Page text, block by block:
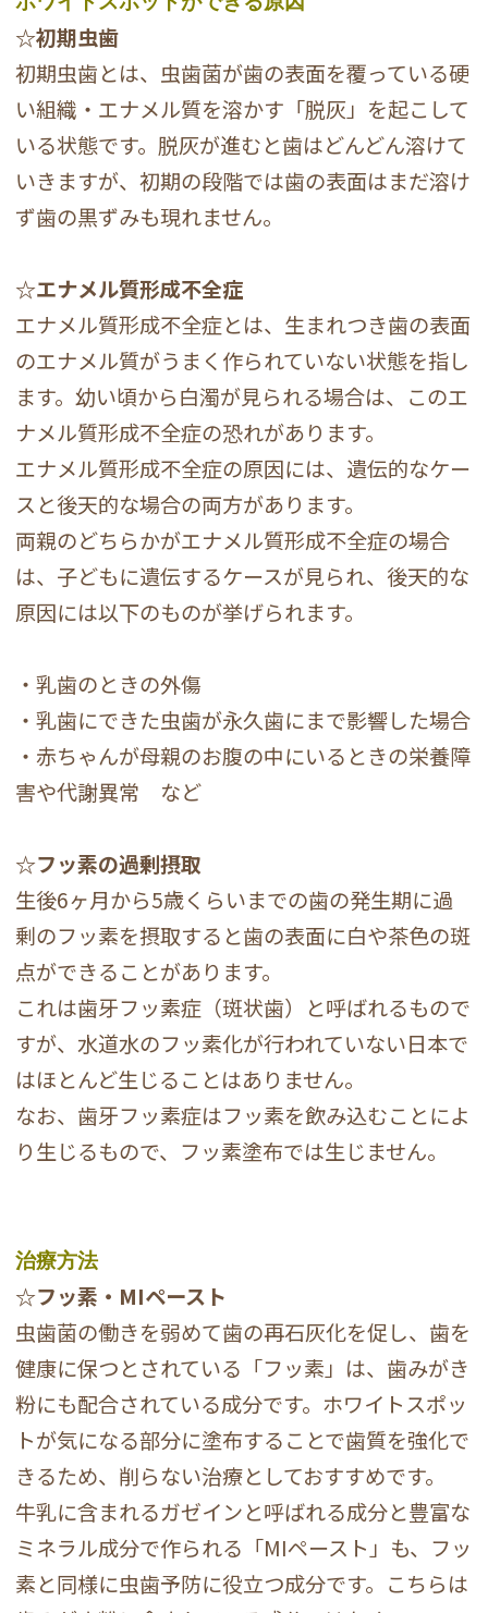
☆初期虫歯
初期虫歯とは、虫歯菌が歯の表面を覆っている硬
い組織・エナメル質を溶かす「脱灰」を起こして
いる状態です。脱灰が進むと歯はどんどん溶けて
いきますが、初期の段階では歯の表面はまだ溶け
ず歯の黒ずみも現れません。
☆エナメル質形成不全症
エナメル質形成不全症とは、生まれつき歯の表面
のエナメル質がうまく作られていない状態を指し
ます。幼い頃から白濁が見られる場合は、このエ
ナメル質形成不全症の恐れがあります。
エナメル質形成不全症の原因には、遺伝的なケー
スと後天的な場合の両方があります。
両親のどちらかがエナメル質形成不全症の場合
は、子どもに遺伝するケースが見られ、後天的な
原因には以下のものが挙げられます。
・乳歯のときの外傷
・乳歯にできた虫歯が永久歯にまで影響した場合
・赤ちゃんが母親のお腹の中にいるときの栄養障
害や代謝異常 など
☆フッ素の過剰摂取
生後6ヶ月から5歳くらいまでの歯の発生期に過
剰のフッ素を摂取すると歯の表面に白や茶色の斑
点ができることがあります。
これは歯牙フッ素症（斑状歯）と呼ばれるもので
すが、水道水のフッ素化が行われていない日本で
はほとんど生じることはありません。
なお、歯牙フッ素症はフッ素を飲み込むことによ
り生じるもので、フッ素塗布では生じません。
治療方法
☆フッ素・MIペースト
虫歯菌の働きを弱めて歯の再石灰化を促し、歯を
健康に保つとされている「フッ素」は、歯みがき
粉にも配合されている成分です。ホワイトスポッ
トが気になる部分に塗布することで歯質を強化で
きるため、削らない治療としておすすめです。
牛乳に含まれるガゼインと呼ばれる成分と豊富な
ミネラル成分で作られる「MIペースト」も、フッ
素と同様に虫歯予防に役立つ成分です。こちらは